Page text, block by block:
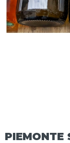
PIEMONTE